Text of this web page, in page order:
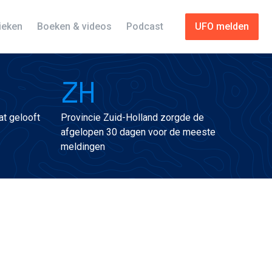
UFO melden
Boeken & videos Podcast
gelooft
ZH
Provincie Zuid-Holland zorgde de
afgelopen 30 dagen voor de meeste
meldingen